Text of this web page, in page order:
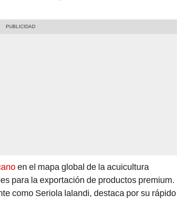
en el mapa global de la acuicultura
para la exportación de productos premium.
como Seriola lalandi, destaca por su rápido